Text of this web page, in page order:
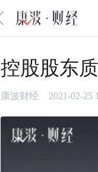
控股股东
康波财经 2021-02-25